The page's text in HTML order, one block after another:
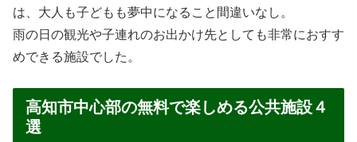
は、大人も子どもも夢中になること間違いなし。
雨の日の観光や子連れのお出かけ先としても非常におすす
めできる施設でした。
高知市中心部の無料で楽しめる公共施設４
選